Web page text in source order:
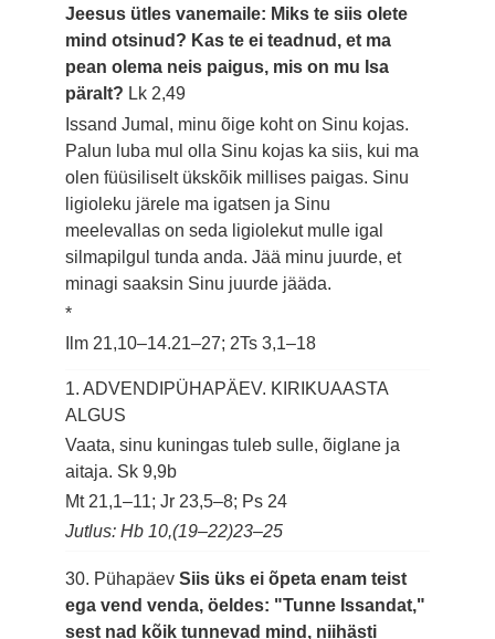
Jeesus ütles vanemaile: Miks te siis olete
mind otsinud? Kas te ei teadnud, et ma
pean olema neis paigus, mis on mu Isa
päralt? Lk 2,49
Issand Jumal, minu õige koht on Sinu kojas.
Palun luba mul olla Sinu kojas ka siis, kui ma
olen füüsiliselt ükskõik millises paigas. Sinu
ligioleku järele ma igatsen ja Sinu
meelevallas on seda ligiolekut mulle igal
silmapilgul tunda anda. Jää minu juurde, et
minagi saaksin Sinu juurde jääda.
*
Ilm 21,10–14.21–27; 2Ts 3,1–18
1. ADVENDIPÜHAPÄEV. KIRIKUAASTA
ALGUS
Vaata, sinu kuningas tuleb sulle, õiglane ja
aitaja. Sk 9,9b
Mt 21,1–11; Jr 23,5–8; Ps 24
Jutlus: Hb 10,(19–22)23–25
30. PühapäevSiis üks ei õpeta enam teist
ega vend venda, öeldes: "Tunne Issandat,"
sest nad kõik tunnevad mind, niihästi